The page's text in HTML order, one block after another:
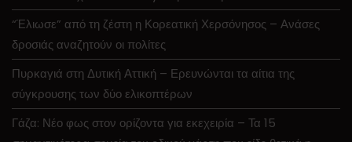
“Έλιωσε” από τη ζέστη η Κορεατική Χερσόνησος – Ανάσες
δροσιάς αναζητούν οι πολίτες
Πυρκαγιά στη Δυτική Αττική – Ερευνώνται τα αίτια της
σύγκρουσης των δύο ελικοπτέρων
Γάζα: Νέο φως στον ορίζοντα για εκεχειρία – Τα 15